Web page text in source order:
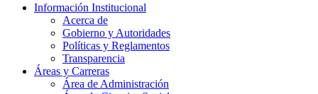
Información Institucional
Acerca de
Gobierno y Autoridades​
Políticas y Reglamentos​
Transparencia
Áreas y Carreras
Área de Administración